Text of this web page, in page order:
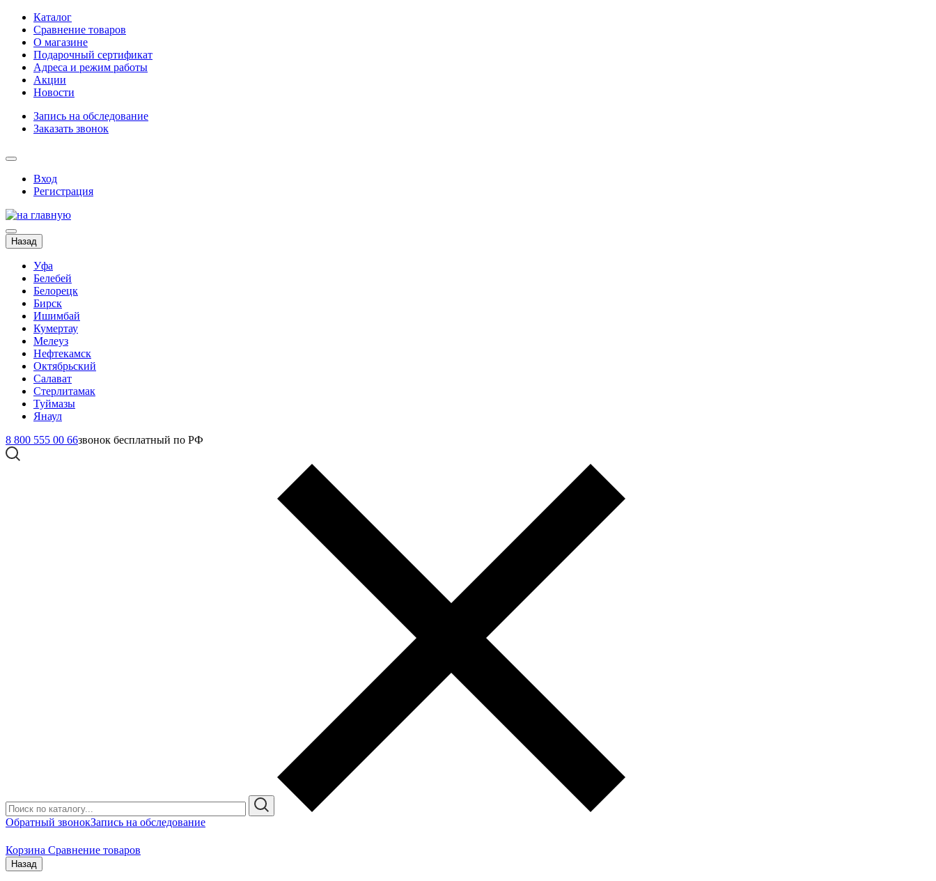
Каталог
Сравнение товаров
О магазине
Подарочный сертификат
Адреса и режим работы
Акции
Новости
Запись на обследование
Заказать звонок
Вход
Регистрация
Назад
Уфа
Белебей
Белорецк
Бирск
Ишимбай
Кумертау
Мелеуз
Нефтекамск
Октябрьский
Салават
Стерлитамак
Туймазы
Янаул
8 800 555 00 66звонок бесплатный по РФ
Обратный звонокЗапись на обследование
Корзина Сравнение товаров
Назад